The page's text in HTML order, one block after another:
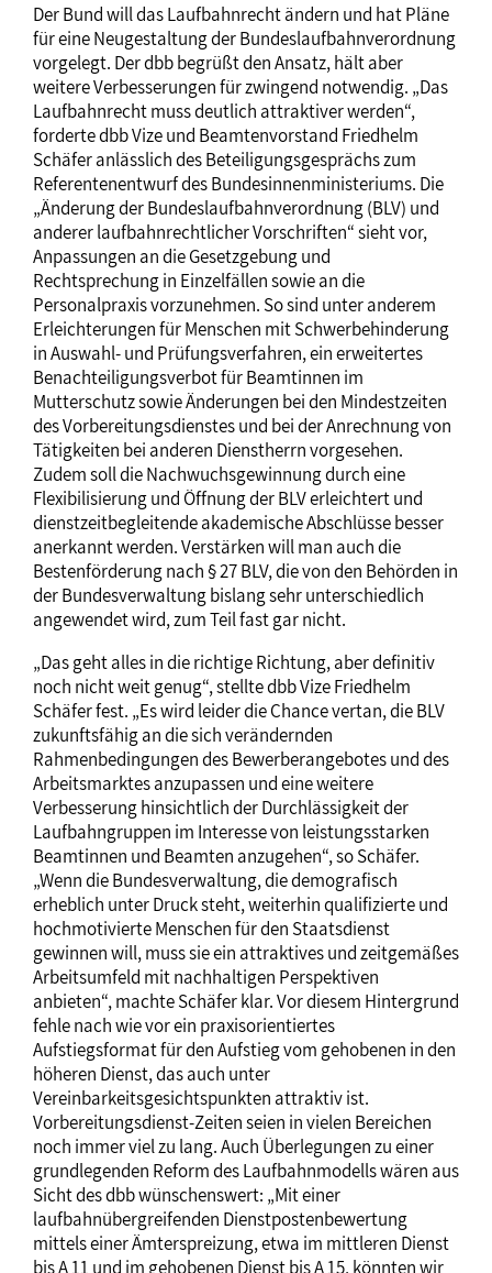
Der Bund will das Laufbahnrecht ändern und hat Pläne
für eine Neugestaltung der Bundeslaufbahnverordnung
vorgelegt. Der dbb begrüßt den Ansatz, hält aber
weitere Verbesserungen für zwingend notwendig. „Das
Laufbahnrecht muss deutlich attraktiver werden“,
forderte dbb Vize und Beamtenvorstand Friedhelm
Schäfer anlässlich des Beteiligungsgesprächs zum
Referentenentwurf des Bundesinnenministeriums. Die
„Änderung der Bundeslaufbahnverordnung (BLV) und
anderer laufbahnrechtlicher Vorschriften“ sieht vor,
Anpassungen an die Gesetzgebung und
Rechtsprechung in Einzelfällen sowie an die
Personalpraxis vorzunehmen. So sind unter anderem
Erleichterungen für Menschen mit Schwerbehinderung
in Auswahl- und Prüfungsverfahren, ein erweitertes
Benachteiligungsverbot für Beamtinnen im
Mutterschutz sowie Änderungen bei den Mindestzeiten
des Vorbereitungsdienstes und bei der Anrechnung von
Tätigkeiten bei anderen Dienstherrn vorgesehen.
Zudem soll die Nachwuchsgewinnung durch eine
Flexibilisierung und Öffnung der BLV erleichtert und
dienstzeitbegleitende akademische Abschlüsse besser
anerkannt werden. Verstärken will man auch die
Bestenförderung nach § 27 BLV, die von den Behörden in
der Bundesverwaltung bislang sehr unterschiedlich
angewendet wird, zum Teil fast gar nicht.
„Das geht alles in die richtige Richtung, aber definitiv
noch nicht weit genug“, stellte dbb Vize Friedhelm
Schäfer fest. „Es wird leider die Chance vertan, die BLV
zukunftsfähig an die sich verändernden
Rahmenbedingungen des Bewerberangebotes und des
Arbeitsmarktes anzupassen und eine weitere
Verbesserung hinsichtlich der Durchlässigkeit der
Laufbahngruppen im Interesse von leistungsstarken
Beamtinnen und Beamten anzugehen“, so Schäfer.
„Wenn die Bundesverwaltung, die demografisch
erheblich unter Druck steht, weiterhin qualifizierte und
hochmotivierte Menschen für den Staatsdienst
gewinnen will, muss sie ein attraktives und zeitgemäßes
Arbeitsumfeld mit nachhaltigen Perspektiven
anbieten“, machte Schäfer klar. Vor diesem Hintergrund
fehle nach wie vor ein praxisorientiertes
Aufstiegsformat für den Aufstieg vom gehobenen in den
höheren Dienst, das auch unter
Vereinbarkeitsgesichtspunkten attraktiv ist.
Vorbereitungsdienst-Zeiten seien in vielen Bereichen
noch immer viel zu lang. Auch Überlegungen zu einer
grundlegenden Reform des Laufbahnmodells wären aus
Sicht des dbb wünschenswert: „Mit einer
laufbahnübergreifenden Dienstpostenbewertung
mittels einer Ämterspreizung, etwa im mittleren Dienst
bis A 11 und im gehobenen Dienst bis A 15, könnten wir